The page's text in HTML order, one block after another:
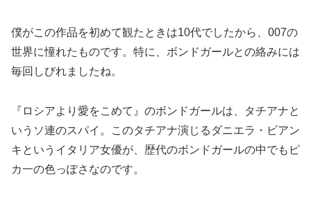
僕がこの作品を初めて観たときは10代でしたから、007の
世界に憧れたものです。特に、ボンドガールとの絡みには
毎回しびれましたね。
『ロシアより愛をこめて』のボンドガールは、タチアナと
いうソ連のスパイ。このタチアナ演じるダニエラ・ビアン
キというイタリア女優が、歴代のボンドガールの中でもピ
カ一の色っぽさなのです。